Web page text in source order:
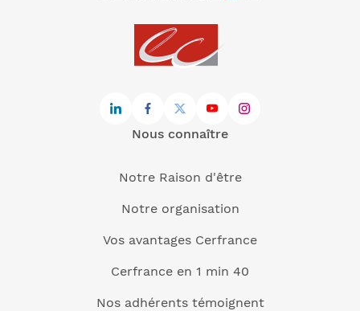
Nous connaître
Notre Raison d'être
Notre organisation
Vos avantages Cerfrance
Cerfrance en 1 min 40
Nos adhérents témoignent